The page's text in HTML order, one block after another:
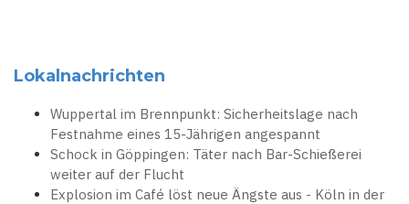
Lokalnachrichten
Wuppertal im Brennpunkt: Sicherheitslage nach
Festnahme eines 15-Jährigen angespannt
Schock in Göppingen: Täter nach Bar-Schießerei
weiter auf der Flucht
Explosion im Café löst neue Ängste aus - Köln in der